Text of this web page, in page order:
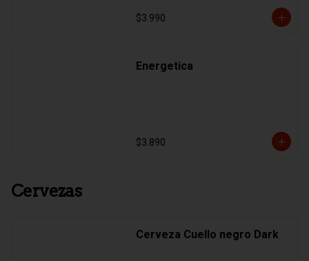
$3.990
Energetica
$3.890
Cervezas
Cerveza Cuello negro Dark